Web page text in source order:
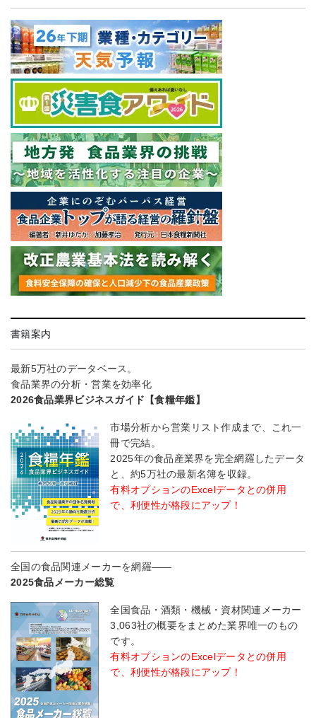
書籍案内
最新5万社のデータベース。
食品業界の分析・営業を効率化
2026食品業界ビジネスガイド【食糧年鑑】
市場分析から営業リスト作成まで、これ一
冊で完結。
2025年の食品産業界を完全網羅したデータ
と、約5万社の最新名簿を収録。
有料オプションのExcelデータとの併用
で、利便性が格段にアップ！
全国の食品関連メーカーを網羅――
2025食品メーカー総覧
全国食品・酒類・機械・資材関連メーカー
3,063社の概要をまとめた業界唯一のもの
です。
有料オプションのExcelデータとの併用
で、利便性が格段にアップ！